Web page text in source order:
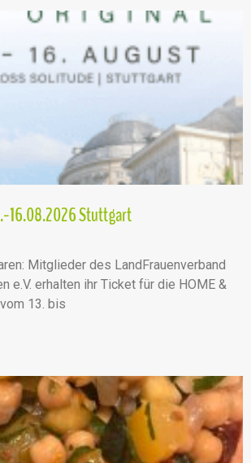
16.08.2026 Stuttgart
Mitglieder des LandFrauenverband
e.V. erhalten ihr Ticket für die HOME &
13. bis